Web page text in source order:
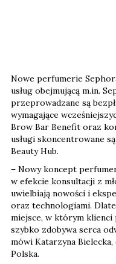
Nowe perfumerie
usług obejmującą m.in.
przeprowadzane są
wymagające
Brow Bar Benefit oraz
usługi skoncentrowane
Beauty Hub.
– Nowy koncept
w efekcie konsultacji z
uwielbiają nowości i
oraz technologiami.
miejsce, w którym klienci
szybko zdobywa serca
mówi Katarzyna
Polska.